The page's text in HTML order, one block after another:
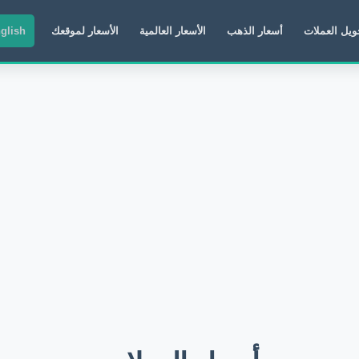
العملات أسعار الذهب الأسعار العالمية الأسعار لموقعك